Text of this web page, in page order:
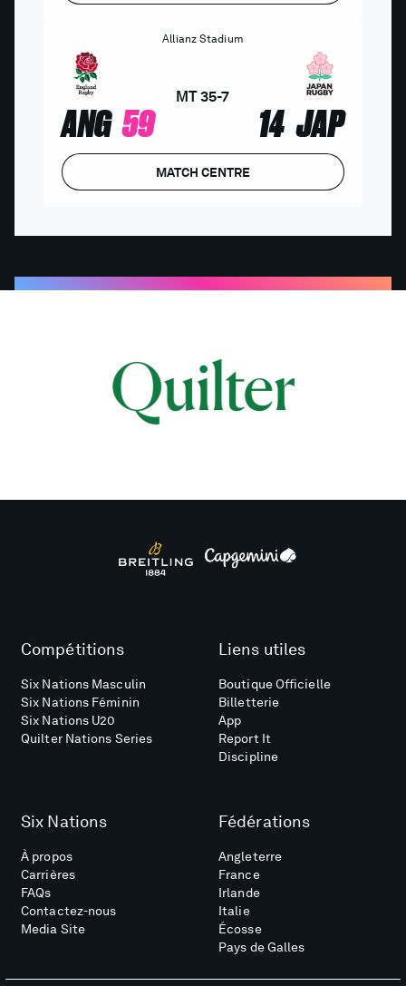
Allianz Stadium
ANG 59
MT35-7
JAP
14
MATCH CENTRE
Compétitions
Six Nations Masculin
Six Nations Féminin
Six Nations U20
Quilter Nations Series
Liens utiles
Boutique Officielle
Billetterie
App
Report It
Discipline
Six Nations
À propos
Carrières
FAQs
Contactez-nous
Media Site
Fédérations
Angleterre
France
Irlande
Italie
Écosse
Pays de Galles